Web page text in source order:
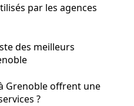
par les agences
des meilleurs
Grenoble offrent une
?